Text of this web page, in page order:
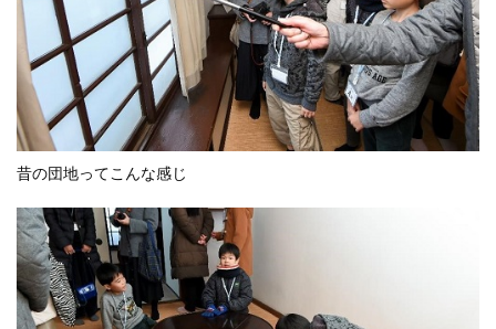
昔の団地ってこんな感じ